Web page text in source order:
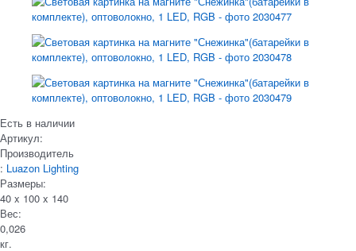
Есть в наличии
Артикул:
Производитель
: Luazon Lighting
Размеры:
40 x 100 x 140
Вес:
0,026
кг.